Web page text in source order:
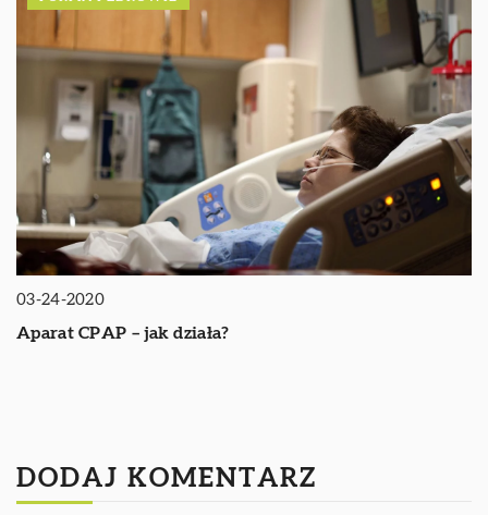
03-24-2020
Aparat CPAP – jak działa?
DODAJ KOMENTARZ